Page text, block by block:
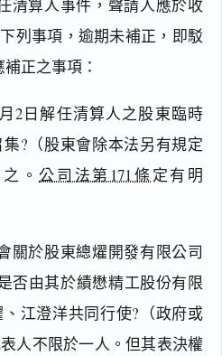
清算人事件，聲請人應於收
列事項，逾期未補正，即駁
正之事項：
2日解任清算人之股東臨時
?（股東會除本法另有規定
。公司法第171條 定有明
關於股東總燿開發有限公司
否由其於績懋精工股份有限
江澄洋共同行使?（政府或
人不限於一人。但其表決權
搜尋